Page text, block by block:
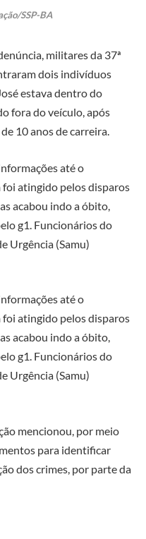
SSP-BA
militares da 37ª
dois indivíduos
estava dentro do
fora do veículo, após
10 anos de carreira.
até o
atingido pelos disparos
acabou indo a óbito,
g1. Funcionários do
Urgência (Samu)
até o
atingido pelos disparos
acabou indo a óbito,
g1. Funcionários do
Urgência (Samu)
mencionou, por meio
para identificar
dos crimes, por parte da